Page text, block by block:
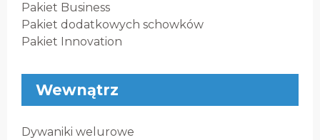
Pakiet Business
Pakiet dodatkowych schowków
Pakiet Innovation
Wewnątrz
Dywaniki welurowe